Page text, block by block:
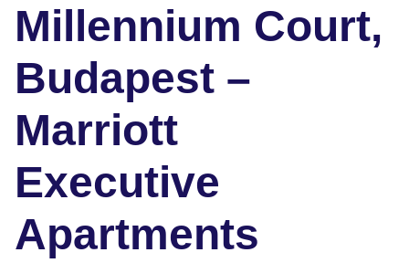
Millennium Court,
Budapest –
Marriott
Executive
Apartments